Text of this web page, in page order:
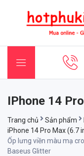
IPhone 14
Trang chủ Sản phẩm
iPhone 14 Pro Max (6.7
Ốp lưng viền màu mạ
Baseus Glitter